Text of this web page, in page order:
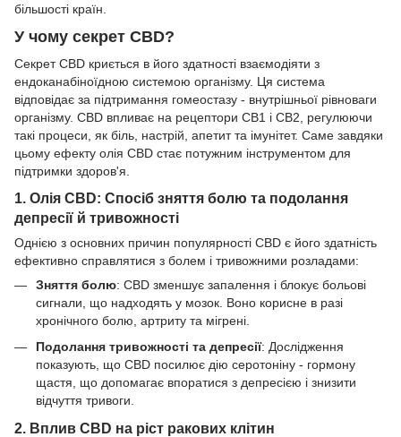
більшості країн.
У чому секрет CBD?
Секрет CBD криється в його здатності взаємодіяти з
ендоканабіноїдною системою організму. Ця система
відповідає за підтримання гомеостазу - внутрішньої рівноваги
організму. CBD впливає на рецептори CB1 і CB2, регулюючи
такі процеси, як біль, настрій, апетит та імунітет. Саме завдяки
цьому ефекту олія CBD стає потужним інструментом для
підтримки здоров'я.
1. Олія CBD: Спосіб зняття болю та подолання
депресії й тривожності
Однією з основних причин популярності CBD є його здатність
ефективно справлятися з болем і тривожними розладами:
Зняття болю: CBD зменшує запалення і блокує больові
сигнали, що надходять у мозок. Воно корисне в разі
хронічного болю, артриту та мігрені.
Подолання тривожності та депресії: Дослідження
показують, що CBD посилює дію серотоніну - гормону
щастя, що допомагає впоратися з депресією і знизити
відчуття тривоги.
2. Вплив CBD на ріст ракових клітин